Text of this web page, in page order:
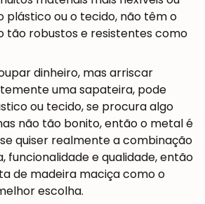
plástico ou o tecido, não têm o
tão robustos e resistentes como
dinheiro, mas arriscar
uma sapateira, pode
ou tecido, se procura algo
não tão bonito, então o metal é
quiser realmente a combinação
funcionalidade e qualidade, então
de madeira maciça como o
escolha.